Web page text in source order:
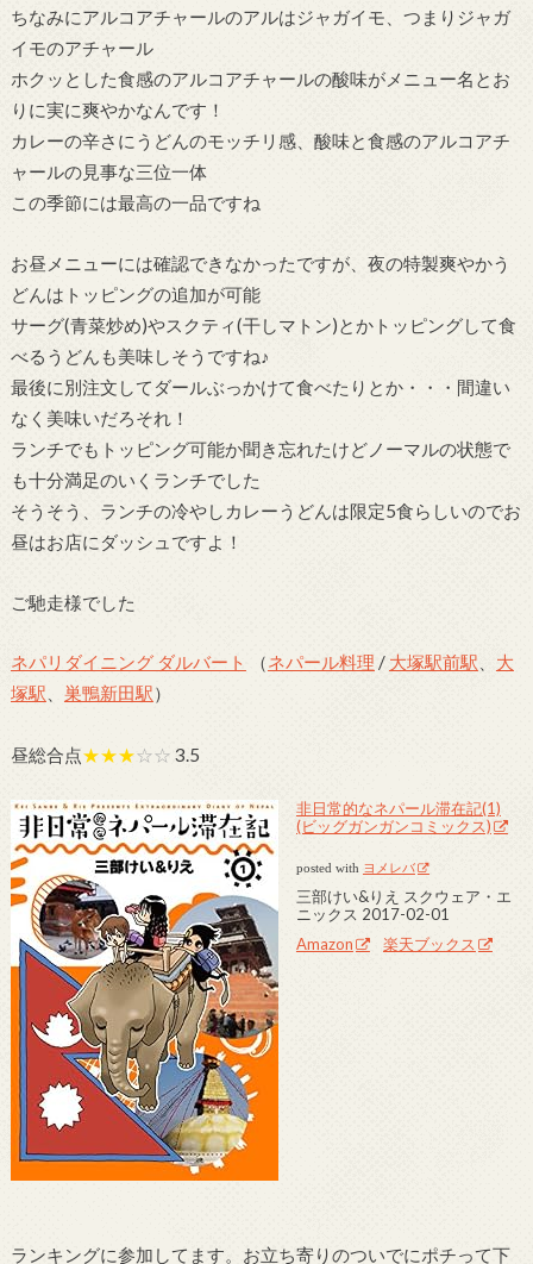
ちなみにアルコアチャールのアルはジャガイモ、つまりジャガ
イモのアチャール
ホクッとした食感のアルコアチャールの酸味がメニュー名とお
りに実に爽やかなんです！
カレーの辛さにうどんのモッチリ感、酸味と食感のアルコアチ
ャールの見事な三位一体
この季節には最高の一品ですね
お昼メニューには確認できなかったですが、夜の特製爽やかう
どんはトッピングの追加が可能
サーグ(青菜炒め)やスクティ(干しマトン)とかトッピングして食
べるうどんも美味しそうですね♪
最後に別注文してダールぶっかけて食べたりとか・・・間違い
なく美味いだろそれ！
ランチでもトッピング可能か聞き忘れたけどノーマルの状態で
も十分満足のいくランチでした
そうそう、ランチの冷やしカレーうどんは限定5食らしいのでお
昼はお店にダッシュですよ！
ご馳走様でした
ネパリダイニング ダルバート （ネパール料理 / 大塚駅前駅
大
塚駅
巣鴨新田駅）
昼総合点★★★☆☆ 3.5
非日常的なネパール滞在記(1)
(ビッグガンガンコミックス)
posted with ヨメレバ
三部けい&りえ スクウェア・エ
ニックス 2017-02-01
Amazon
楽天ブックス
ランキングに参加してます。お立ち寄りのついでにポチって下